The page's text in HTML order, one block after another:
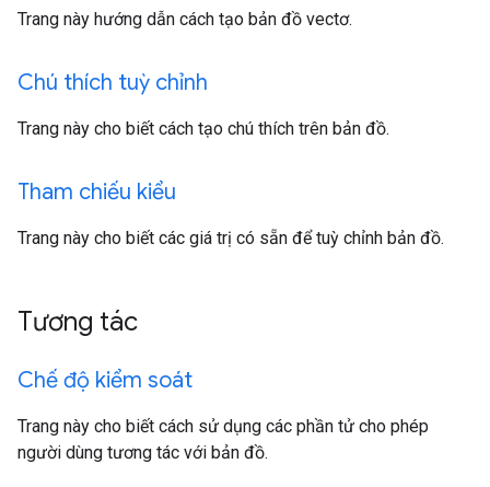
Trang này hướng dẫn cách tạo bản đồ vectơ.
Chú thích tuỳ chỉnh
Trang này cho biết cách tạo chú thích trên bản đồ.
Tham chiếu kiểu
Trang này cho biết các giá trị có sẵn để tuỳ chỉnh bản đồ.
Tương tác
Chế độ kiểm soát
Trang này cho biết cách sử dụng các phần tử cho phép
người dùng tương tác với bản đồ.